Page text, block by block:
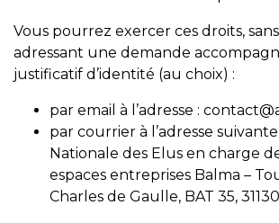
Vous pourrez exercer ces droits,
adressant une demande
justificatif d’identité (au choix) :
par email à l’adresse :
par courrier à l’adresse suivante
Nationale des Elus en charge
espaces entreprises Balma –
Charles de Gaulle, BAT 35,